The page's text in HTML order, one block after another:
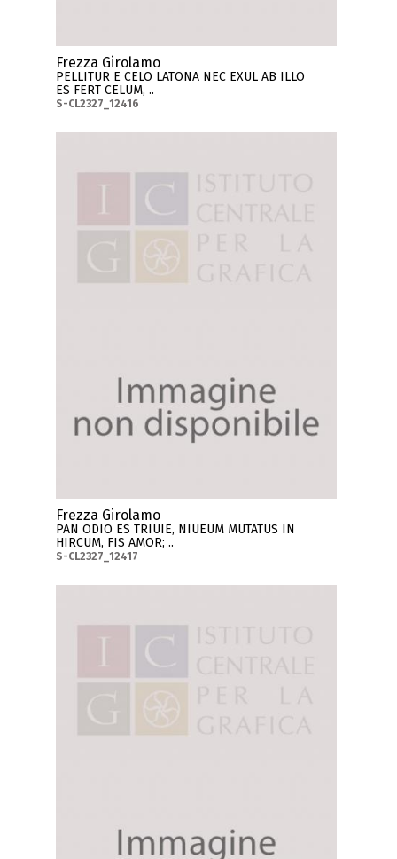
Frezza Girolamo
PELLITUR E CELO LATONA NEC EXUL AB ILLO
ES FERT CELUM, ..
S-CL2327_12416
Frezza Girolamo
PAN ODIO ES TRIUIE, NIUEUM MUTATUS IN
HIRCUM, FIS AMOR; ..
S-CL2327_12417